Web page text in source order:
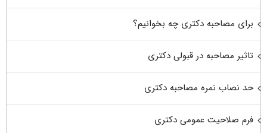
برای مصاحبه دکتری چه بخوانیم؟
تاثیر مصاحبه در قبولی دکتری
حد نصاب نمره مصاحبه دکتری
فرم صلاحیت عمومی دکتری